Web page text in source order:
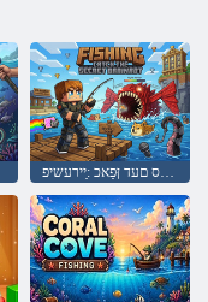
טָארניַארב דוס םעד ןּפַאכ :ַיירעשיפ